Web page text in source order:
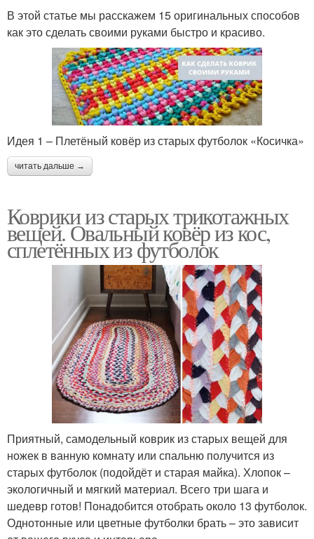
В этой статье мы расскажем 15 оригинальных способов
как это сделать своими руками быстро и красиво.
Идея 1 – Плетёный ковёр из старых футболок «Косичка»
читать дальше →
Коврики из старых трикотажных
вещей. Овальный ковёр из кос,
сплетённых из футболок
Приятный, самодельный коврик из старых вещей для
ножек в ванную комнату или спальню получится из
старых футболок (подойдёт и старая майка). Хлопок –
экологичный и мягкий материал. Всего три шага и
шедевр готов! Понадобится отобрать около 13 футболок.
Однотонные или цветные футболки брать – это зависит